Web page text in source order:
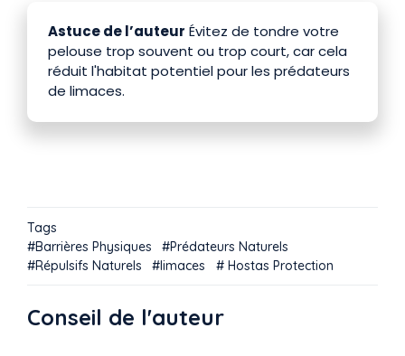
Astuce de l’auteur Évitez de tondre votre
pelouse trop souvent ou trop court, car cela
réduit l'habitat potentiel pour les prédateurs
de limaces.
Tags
Barrières Physiques
Prédateurs Naturels
Répulsifs Naturels
limaces Hostas Protection
Conseil de l'auteur